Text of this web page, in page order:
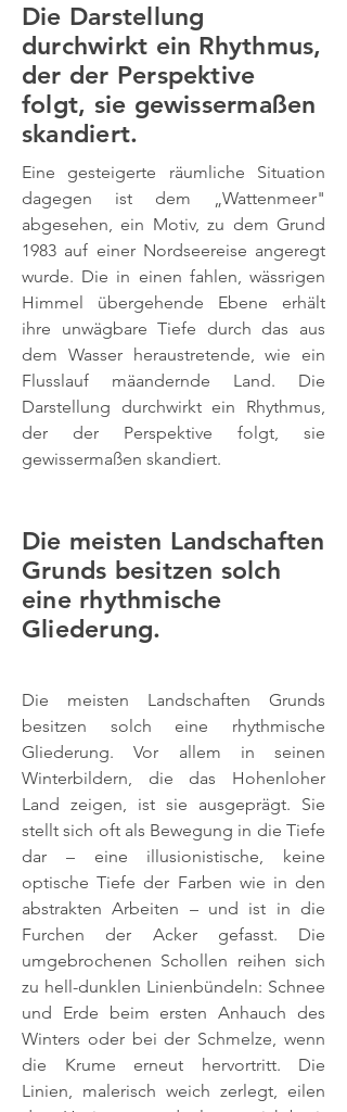
Die Darstellung
durchwirkt ein Rhythmus,
der der Perspektive
folgt, sie gewissermaßen
skandiert.
Eine gesteigerte räumliche Situation
dagegen ist dem „Wattenmeer"
abgesehen, ein Motiv, zu dem Grund
1983 auf einer Nordseereise angeregt
wurde. Die in einen fahlen, wässrigen
Himmel übergehende Ebene erhält
ihre unwägbare Tiefe durch das aus
dem Wasser heraustretende, wie ein
Flusslauf mäandernde Land. Die
Darstellung durchwirkt ein Rhythmus,
der der Perspektive folgt, sie
gewissermaßen skandiert.
Die meisten Landschaften
Grunds besitzen solch
eine rhythmische
Gliederung.
Die meisten Landschaften Grunds
besitzen solch eine rhythmische
Gliederung. Vor allem in seinen
Winterbildern, die das Hohenloher
Land zeigen, ist sie ausgeprägt. Sie
stellt sich oft als Bewegung in die Tiefe
dar – eine illusionistische, keine
optische Tiefe der Farben wie in den
abstrakten Arbeiten – und ist in die
Furchen der Acker gefasst. Die
umgebrochenen Schollen reihen sich
zu hell-dunklen Linienbündeln: Schnee
und Erde beim ersten Anhauch des
Winters oder bei der Schmelze, wenn
die Krume erneut hervortritt. Die
Linien, malerisch weich zerlegt, eilen